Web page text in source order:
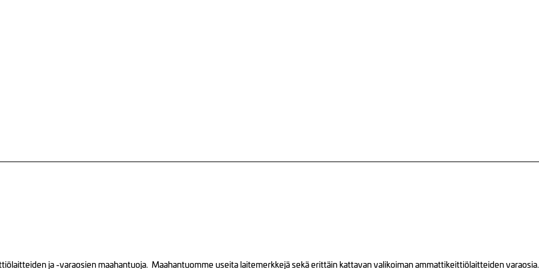
ja -varaosien maahantuoja. Maahantuomme useita laitemerkkejä sekä erittäin kattavan valikoiman ammattikeittiölaitteiden varaosia.